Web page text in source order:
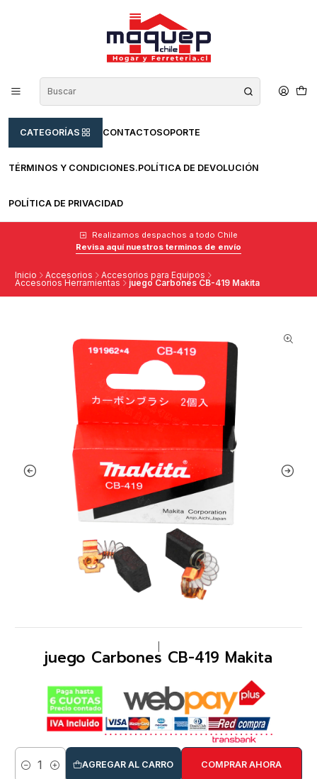
CATEGORÍAS CONTACTOSOPORTE
TÉRMINOS Y CONDICIONES.POLÍTICA DE DEVOLUCIÓN
POLÍTICA DE PRIVACIDAD
Realizamos despachos a todo Chile
Revisa aquí nuestros terminos de envío
Inicio Accesorios Accesorios para Equipos
Accesorios Herramientas juego Carbones CB-419 Makita
juego Carbones CB-419 Makita
Cantidad
AGREGAR AL CARRO COMPRAR AHORA